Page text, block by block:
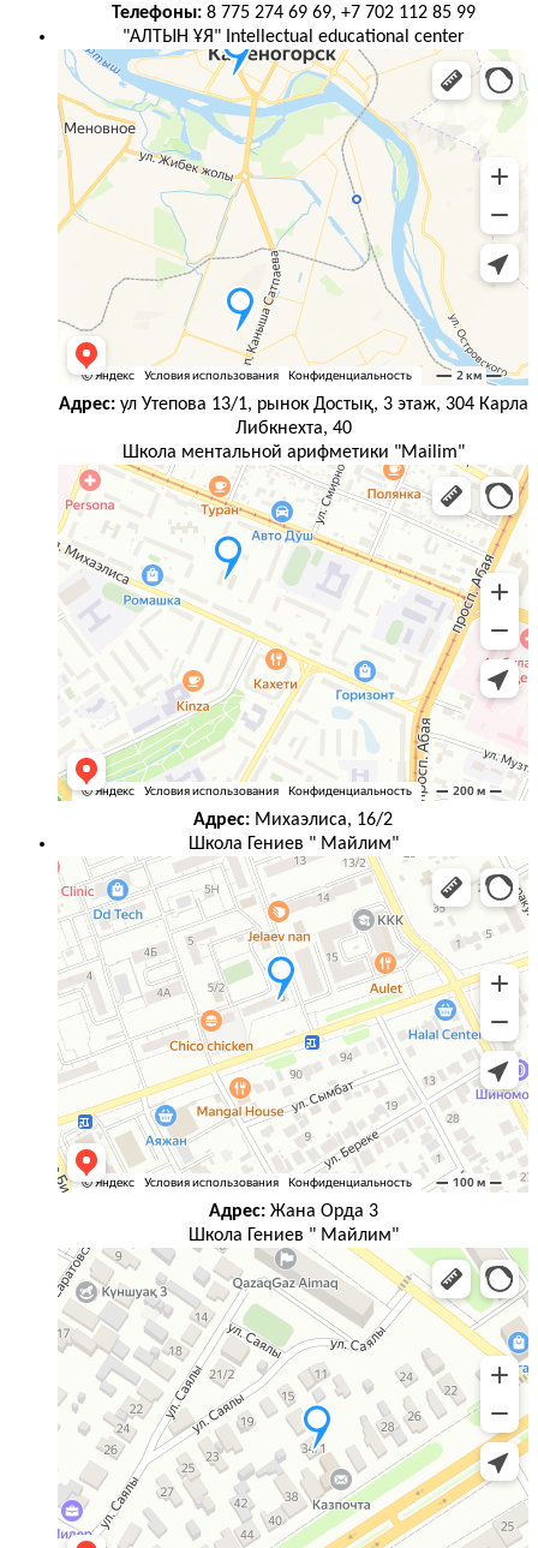
Телефоны: 8 775 274 69 69, +7 702 112 85 99
"АЛТЫН ҰЯ" Intellectual educational center
Адрес: ул Утепова 13/1, рынок Достық, 3 этаж, 304 Карла
Либкнехта, 40
Школа ментальной арифметики "Mailim"
Адрес: Михаэлиса, 16/2
Школа Гениев " Майлим"
Адрес: Жана Орда 3
Школа Гениев " Майлим"